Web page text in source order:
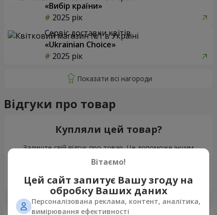
«Вибір країни»
2025 рік
Сервіс доставки квітів
«Ukrainian Choice»
2025 рік
Відгуки про товар
Купляли цей товар?
Залиште свій відгук про товар. Це допоможе іншим
клієнтам зробити свій вибір!
Вітаємо!
Цей сайт запитує Вашу згоду на
обробку Ваших даних
Персоналізована реклама, контент, аналітика,
вимірювання ефективності